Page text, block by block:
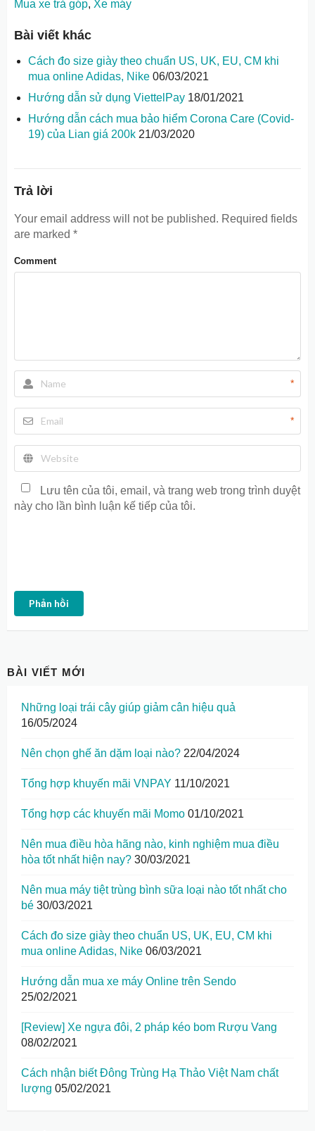
Mua xe trả góp, Xe máy
Bài viết khác
Cách đo size giày theo chuẩn US, UK, EU, CM khi
mua online Adidas, Nike 06/03/2021
Hướng dẫn sử dụng ViettelPay 18/01/2021
Hướng dẫn cách mua bảo hiểm Corona Care (Covid-
19) của Lian giá 200k 21/03/2020
Trả lời
Your email address will not be published. Required fields
are marked *
Comment
*
*
Lưu tên của tôi, email, và trang web trong trình duyệt
này cho lần bình luận kế tiếp của tôi.
Phản hồi
BÀI VIẾT MỚI
Những loại trái cây giúp giảm cân hiệu quả
16/05/2024
Nên chọn ghế ăn dặm loại nào? 22/04/2024
Tổng hợp khuyến mãi VNPAY 11/10/2021
Tổng hợp các khuyến mãi Momo 01/10/2021
Nên mua điều hòa hãng nào, kinh nghiệm mua điều
hòa tốt nhất hiện nay? 30/03/2021
Nên mua máy tiệt trùng bình sữa loại nào tốt nhất cho
bé 30/03/2021
Cách đo size giày theo chuẩn US, UK, EU, CM khi
mua online Adidas, Nike 06/03/2021
Hướng dẫn mua xe máy Online trên Sendo
25/02/2021
[Review] Xe ngựa đôi, 2 pháp kéo bom Rượu Vang
08/02/2021
Cách nhận biết Đông Trùng Hạ Thảo Việt Nam chất
lượng 05/02/2021